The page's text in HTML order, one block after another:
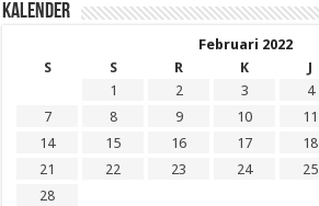
Kalender
Februari 2022
S
S R K J
1
2 3 4
7
8 9 10 11
14
15 16 17 18
21
22 23 24 25
28